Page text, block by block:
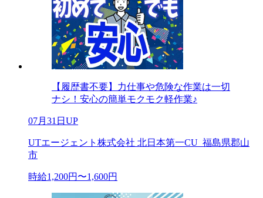
【履歴書不要】力仕事や危険な作業は一切
ナシ！安心の簡単モクモク軽作業♪
07月31日UP
UTエージェント株式会社 北日本第一CU_福島県郡山
市
時給1,200円〜1,600円